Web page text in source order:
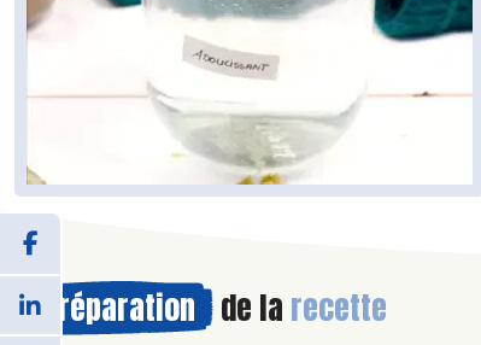
Préparation de la recette